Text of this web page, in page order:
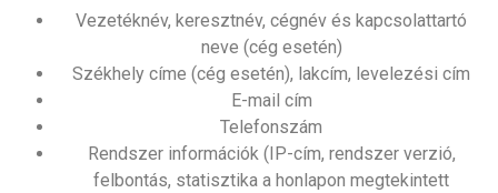
Vezetéknév, keresztnév, cégnév és kapcsolattartó
neve (cég esetén)
Székhely címe (cég esetén), lakcím, levelezési cím
E-mail cím
Telefonszám
Rendszer információk (IP-cím, rendszer verzió,
felbontás, statisztika a honlapon megtekintett